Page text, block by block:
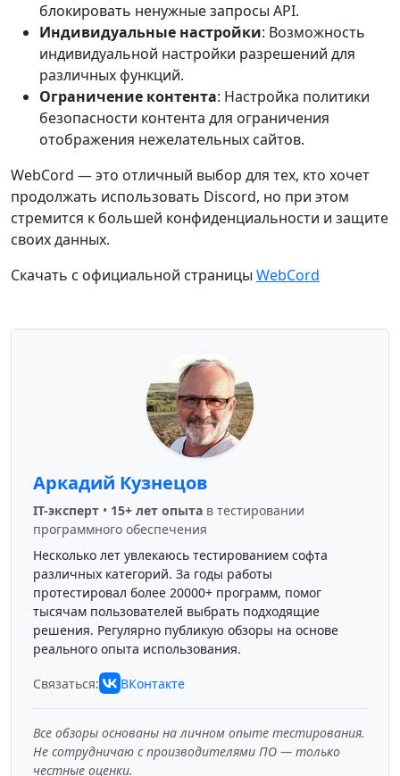
блокировать ненужные запросы API.
Индивидуальные настройки: Возможность
индивидуальной настройки разрешений для
различных функций.
Ограничение контента: Настройка политики
безопасности контента для ограничения
отображения нежелательных сайтов.
WebCord — это отличный выбор для тех, кто хочет
продолжать использовать Discord, но при этом
стремится к большей конфиденциальности и защите
своих данных.
Скачать с официальной страницы WebCord
Аркадий Кузнецов
IT-эксперт • 15+ лет опыта в тестировании
программного обеспечения
Несколько лет увлекаюсь тестированием софта
различных категорий. За годы работы
протестировал более 20000+ программ, помог
тысячам пользователей выбрать подходящие
решения. Регулярно публикую обзоры на основе
реального опыта использования.
Связаться: ВКонтакте
Все обзоры основаны на личном опыте тестирования.
Не сотрудничаю с производителями ПО — только
честные оценки.